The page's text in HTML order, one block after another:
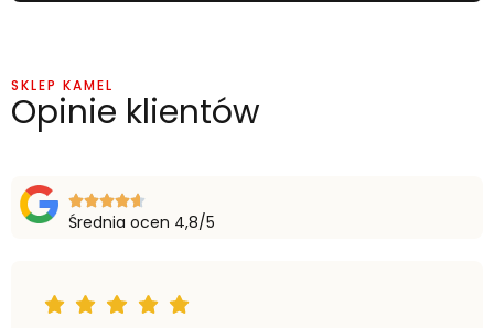
SKLEP KAMEL
Opinie klientów
Średnia ocen 4,8/5